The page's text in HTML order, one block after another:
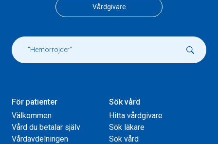
Vårdgivare
För patienter
Välkommen
Vård du betalar själv
Vårdavdelningen
Sök vård
Hitta vårdgivare
Sök läkare
Sök vård